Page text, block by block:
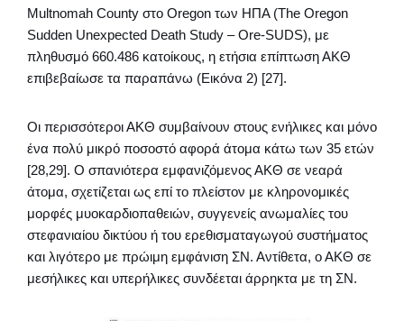
Multnomah County στο Oregon των ΗΠΑ (The Oregon
Sudden Unexpected Death Study – Ore-SUDS), με
πληθυσμό 660.486 κατοίκους, η ετήσια επίπτωση ΑΚΘ
επιβεβαίωσε τα παραπάνω (Εικόνα 2) [27].
Οι περισσότεροι ΑΚΘ συμβαίνουν στους ενήλικες και μόνο
ένα πολύ μικρό ποσοστό αφορά άτομα κάτω των 35 ετών
[28,29]. Ο σπανιότερα εμφανιζόμενος ΑΚΘ σε νεαρά
άτομα, σχετίζεται ως επί το πλείστον με κληρονομικές
μορφές μυοκαρδιοπαθειών, συγγενείς ανωμαλίες του
στεφανιαίου δικτύου ή του ερεθισματαγωγού συστήματος
και λιγότερο με πρώιμη εμφάνιση ΣΝ. Αντίθετα, ο ΑΚΘ σε
μεσήλικες και υπερήλικες συνδέεται άρρηκτα με τη ΣΝ.